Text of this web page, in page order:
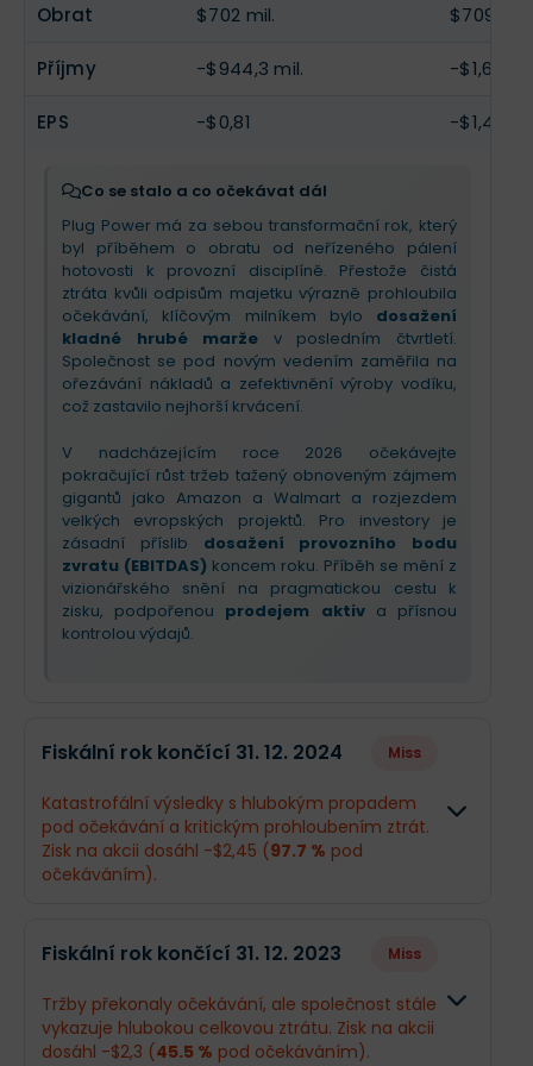
hodnotě 275 milionů USD. Klíčovým momentem je
výměna generálního ředitele
(nastupuje Jose
vlastních projektůsměrem k prodeji technologií
postupné dosažení provozní vyrovnanosti.
sledovat výrazné snižování nákladů díky novým
spouštění závodů v Georgii a Louisianě. Pro rok
2026 je výhled optimistický díky legislativním
zákazníků. Očekávejte postupné zlepšování marží
a snahu o dosažení
(EBITDA) v roce 2026, podpořenou strategickým
partnerstvím v Texasu.
Obrat $702 mil. $709,9
Příjmy -$944,3 mil. -$1,63
EPS -$0,81 -$1,41
Co se stalo a co očekávat dál
Plug Power má za sebou transformační rok, který
byl příběhem o obratu od neřízeného pálení
hotovosti k provozní disciplíně. Přestože čistá
ztráta kvůli odpisům majetku výrazně prohloubila
očekávání, klíčovým milníkem bylo dosažení
kladné hrubé marže v posledním čtvrtletí.
Společnost se pod novým vedením zaměřila na
ořezávání nákladů a zefektivnění výroby vodíku,
což zastavilo nejhorší krvácení.
V nadcházejícím roce 2026 očekávejte
pokračující růst tržeb tažený obnoveným zájmem
gigantů jako Amazon a Walmart a rozjezdem
velkých evropských projektů. Pro investory je
zásadní příslib dosažení provozního bodu
zvratu (EBITDAS) koncem roku. Příběh se mění z
vizionářského snění na pragmatickou cestu k
zisku, podpořenou prodejem aktiva přísnou
kontrolou výdajů.
Fiskální rok končící 31. 12. 2024 Miss
Katastrofální výsledky s hlubokým propadem
pod očekávání a kritickým prohloubením ztrát.
Zisk na akcii dosáhl -$2,45 (97.7 % pod
očekáváním).
Příjmy -$1,2 mld.
Fiskální rok končící 31. 12. 2023 Miss
Tržby překonaly očekávání, ale společnost stále
vykazuje hlubokou celkovou ztrátu. Zisk na akcii
dosáhl -$2,3 (45.5 % pod očekáváním).